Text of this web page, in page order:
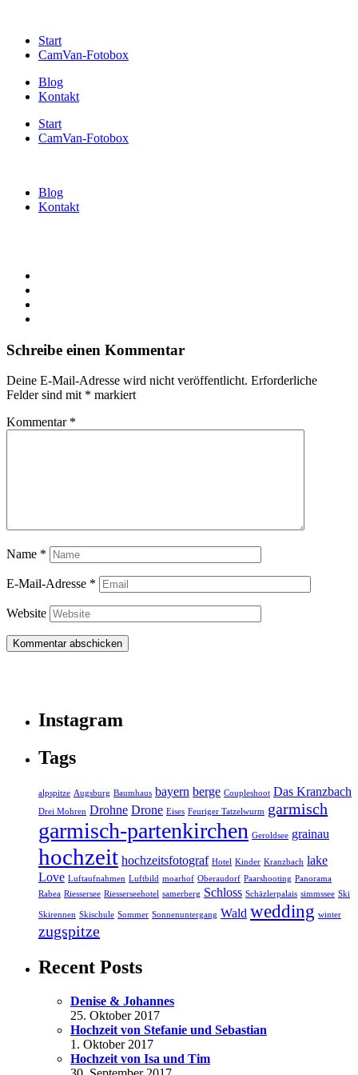
Start
CamVan-Fotobox
Blog
Kontakt
Start
CamVan-Fotobox
Blog
Kontakt
Schreibe einen Kommentar
Deine E-Mail-Adresse wird nicht veröffentlicht. Erforderliche
Felder sind mit * markiert
Kommentar *
Name *
E-Mail-Adresse *
Website
Instagram
Tags
alpspitze Augsburg Baumhaus bayern berge Coupleshoot Das Kranzbach
Drei Mohren Drohne Drone Eises Feuriger Tatzelwurm garmisch
garmisch-partenkirchen Geroldsee grainau
hochzeit hochzeitsfotograf Hotel Kinder Kranzbach lake
Love Luftaufnahmen Luftbild moarhof Oberaudorf Paarshooting Panorama
Rabea Riessersee Riesserseehotel samerberg Schloss Schäzlerpalais simmssee Ski
Skirennen Skischule Sommer Sonnenuntergang Wald wedding winter
zugspitze
Recent Posts
Denise & Johannes
25. Oktober 2017
Hochzeit von Stefanie und Sebastian
1. Oktober 2017
Hochzeit von Isa und Tim